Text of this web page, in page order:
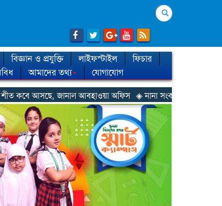
Search
বিজ্ঞান ও প্রযুক্তি লাইফস্টাইল
ফিচার
আমাদের তথ্য যোগাযোগ
আবহাওয়া অফিস ◈ নানা সংকটে রিক্রুটিং এজেন্সি, হুমকির মুখে শ্রম